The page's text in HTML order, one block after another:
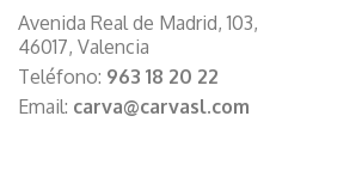
Avenida Real de Madrid, 103,
46017, Valencia
Teléfono: 963 18 20 22
Email: carva@carvasl.com